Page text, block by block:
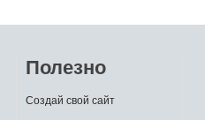
Полезно
Создай свой сайт